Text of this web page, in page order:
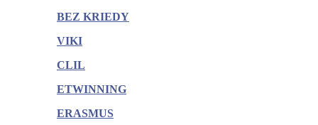
BEZ KRIEDY
VIKI
CLIL
ETWINNING
ERASMUS